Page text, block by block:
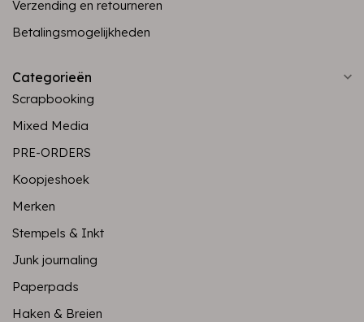
Verzending en retourneren
Betalingsmogelijkheden
Categorieën
Scrapbooking
Mixed Media
PRE-ORDERS
Koopjeshoek
Merken
Stempels & Inkt
Junk journaling
Paperpads
Haken & Breien